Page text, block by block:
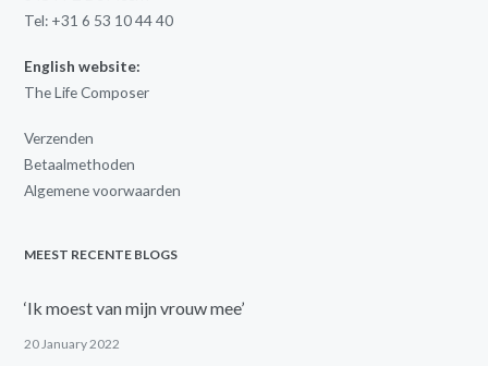
Tel: +31 6 53 10 44 40
English website:
The Life Composer
Verzenden
Betaalmethoden
Algemene voorwaarden
MEEST RECENTE BLOGS
‘Ik moest van mijn vrouw mee’
20 January 2022